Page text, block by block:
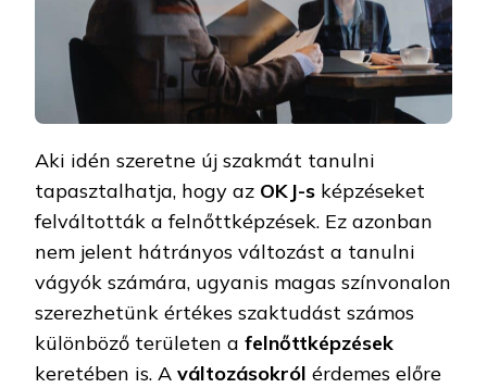
Aki idén szeretne új szakmát tanulni
tapasztalhatja, hogy az OKJ-s képzéseket
felváltották a felnőttképzések. Ez azonban
nem jelent hátrányos változást a tanulni
vágyók számára, ugyanis magas színvonalon
szerezhetünk értékes szaktudást számos
különböző területen a felnőttképzések
keretében is. A változásokról érdemes előre